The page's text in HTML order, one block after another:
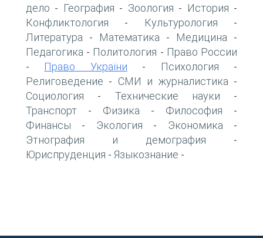
дело - География - Зоология - История -
Конфликтология - Культурология -
Литература - Математика - Медицина -
Педагогика - Политология - Право России
- Право України - Психология -
Религоведение - СМИ и журналистика -
Социология - Технические науки -
Транспорт - Физика - Философия -
Финансы - Экология - Экономика -
Этнография и демография -
Юриспруденция - Языкознание -